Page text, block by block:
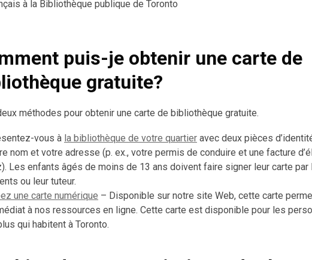
à la Bibliothèque publique de Toronto
puis-je obtenir une carte de
gratuite?
méthodes pour obtenir une carte de bibliothèque gratuite.
vous à la bibliothèque de votre quartier avec deux pièces
nom et votre adresse (p. ex., votre permis de conduire et une facture
Les enfants âgés de moins de 13 ans doivent faire signer leur carte par
ou leur tuteur.
une carte numérique – Disponible sur notre site Web, cette carte
à nos ressources en ligne. Cette carte est disponible pour les
qui habitent à Toronto.